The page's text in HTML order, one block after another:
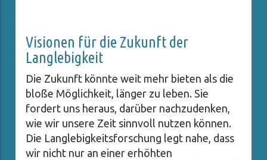
Visionen für die Zukunft der
Langlebigkeit
Die Zukunft könnte weit mehr bieten als die
bloße Möglichkeit, länger zu leben. Sie
fordert uns heraus, darüber nachzudenken,
wie wir unsere Zeit sinnvoll nutzen können.
Die Langlebigkeitsforschung legt nahe, dass
wir nicht nur an einer erhöhten